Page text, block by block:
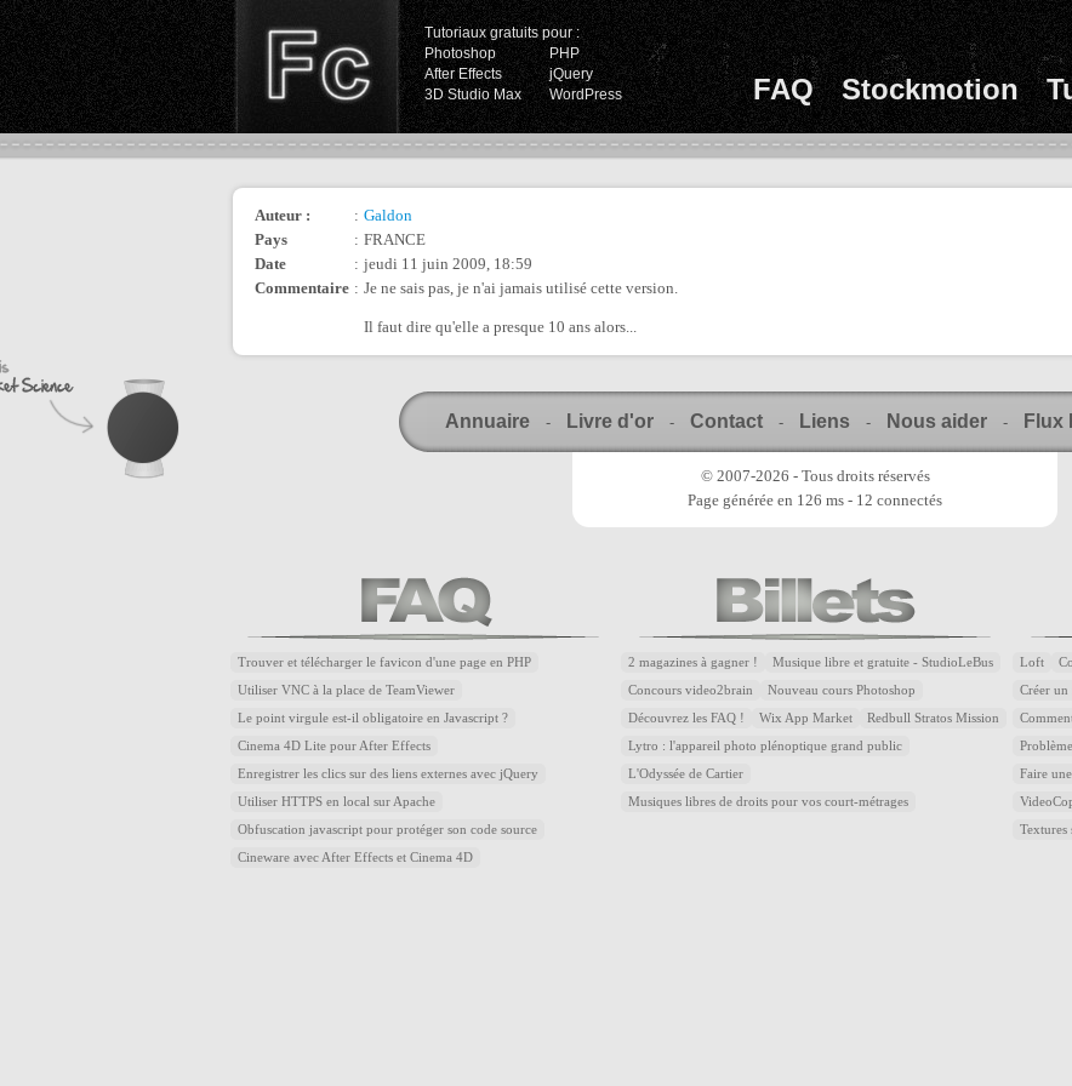
Tutoriaux gratuits pour :
Photoshop
PHP
After Effects
jQuery
3D Studio Max
WordPress FAQ Stockmotion
Auteur : : Galdon
Pays
: FRANCE
Date
: jeudi 11 juin 2009, 18:59
Commentaire : Je ne sais pas, je n'ai jamais utilisé cette version.
Il faut dire qu'elle a presque 10 ans alors...
Annuaire - Livre d'or - Contact - Liens - Nous aider - Flux
© 2007-2026 - Tous droits réservés
Page générée en 126 ms - 12 connectés
Trouver et télécharger le favicon d'une page en PHP
Utiliser VNC à la place de TeamViewer
Le point virgule est-il obligatoire en Javascript ?
Cinema 4D Lite pour After Effects
Enregistrer les clics sur des liens externes avec jQuery
Utiliser HTTPS en local sur Apache
Obfuscation javascript pour protéger son code source
Cineware avec After Effects et Cinema 4D
2 magazines à gagner ! Musique libre et gratuite - StudioLeBus
Concours video2brain Nouveau cours Photoshop
Découvrez les FAQ ! Wix App Market Redbull Stratos Mission
Lytro : l'appareil photo plénoptique grand public
L'Odyssée de Cartier
Musiques libres de droits pour vos court-métrages
Loft
Créer
Faire
Textures